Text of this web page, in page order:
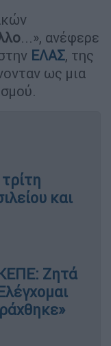
...», ανέφερε
ΕΛΑΣ, της
ως μια
και
Ζητά